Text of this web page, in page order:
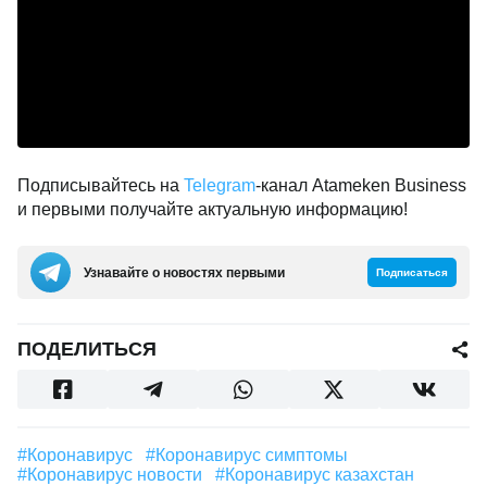
Подписывайтесь на Telegram-канал Atameken Business
и первыми получайте актуальную информацию!
Узнавайте о новостях первыми Подписаться
ПОДЕЛИТЬСЯ
#Коронавирус
#коронавирус симптомы
#коронавирус новости
#коронавирус казахстан